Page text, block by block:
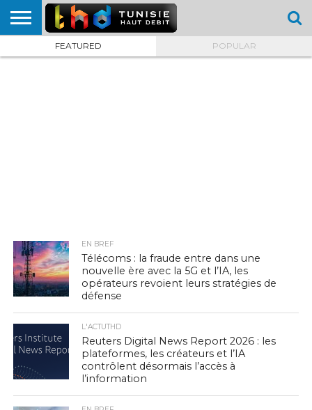
HOME
L’ACTUTHD
EN
PODCASTS
TEST
COMPARATIF
CARTE DE
CONTACT
FEATURED POPULAR
EN BREF
Télécoms : la fraude entre dans une
nouvelle ère avec la 5G et l’IA, les
opérateurs revoient leurs stratégies de
défense
L'ACTUTHD
Reuters Digital News Report 2026 : les
plateformes, les créateurs et l’IA
contrôlent désormais l’accès à
l’information